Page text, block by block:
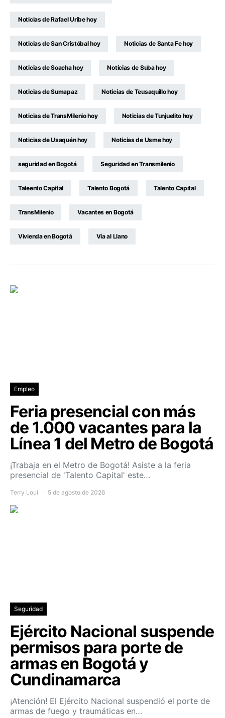
Noticias de Rafael Uribe hoy
Noticias de San Cristóbal hoy Noticias de Santa Fe hoy
Noticias de Soacha hoy Noticias de Suba hoy
Noticias de Sumapaz Noticias de Teusaquillo hoy
Noticias de TransMilenio hoy Noticias de Tunjuelito hoy
Noticias de Usaquén hoy Noticias de Usme hoy
seguridad en Bogotá Seguridad en Transmilenio
Taleento Capital Talento Bogotá Talento Capital
TransMilenio Vacantes en Bogotá
Vivienda en Bogotá Vía al Llano
Empleo
Feria presencial con más
de 1.000 vacantes para la
Línea 1 del Metro de Bogotá
¡Trabaja en el Metro de Bogotá! Asiste a la feria
presencial de 'Talento Capital' este…
Terry Loui 5 de agosto de 2026
Seguridad
Ejército Nacional suspende
permisos para porte de
armas en Bogotá y
Cundinamarca
¡Atención! El Ejército Nacional suspendió el porte de
armas de fuego y traumáticas en…